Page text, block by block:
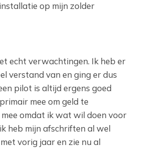
op mijn zolder
echt verwachtingen. Ik heb er
verstand van en ging er dus
pilot is altijd ergens goed
mee om geld te
mee omdat ik wat wil doen voor
heb mijn afschriften al wel
vorig jaar en zie nu al